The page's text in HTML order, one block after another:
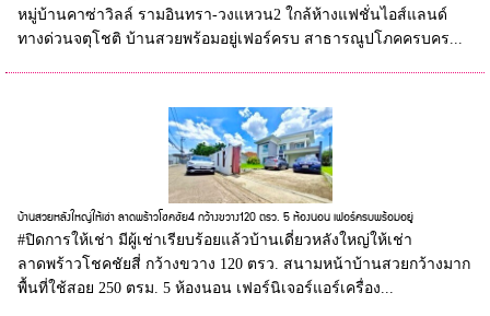
หมู่บ้านคาซ่าวิลล์ รามอินทรา-วงแหวน2 ใกล้ห้างแฟชั่นไอส์แลนด์
ทางด่วนจตุโชติ บ้านสวยพร้อมอยู่เฟอร์ครบ สาธารณูปโภคครบคร...
บ้านสวยหลังใหญ่ให้เช่า ลาดพร้าวโชคชัย4 กว้างขวาง120 ตรว. 5 ห้องนอน เฟอร์ครบพร้อมอยู่
#ปิดการให้เช่า มีผู้เช่าเรียบร้อยแล้วบ้านเดี่ยวหลังใหญ่ให้เช่า
ลาดพร้าวโชคชัยสี่ กว้างขวาง 120 ตรว. สนามหน้าบ้านสวยกว้างมาก
พื้นที่ใช้สอย 250 ตรม. 5 ห้องนอน เฟอร์นิเจอร์แอร์เครื่อง...